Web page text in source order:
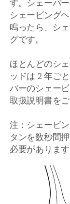
す。シェーバ
シェービング
鳴ったら、シ
グです。
ほとんどのシ
ッドは 2 年ご
バーのシェー
取扱説明書をご
注：シェービ
タンを数秒間
必要があります